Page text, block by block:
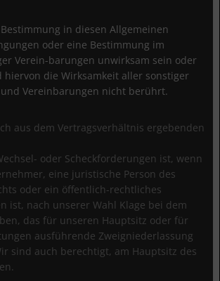
in diesen Allgemeinen
oder eine Bestimmung im
Verein-barungen unwirksam sein oder
hiervon die Wirksamkeit aller sonstiger
Vereinbarungen nicht berührt.
aus dem Vertragsverhältnis ergebenden
oder Scheckforderungen ist, wenn
eine juristische Person des
oder ein öffentlich-rechtliches
ist, nach unserer Wahl Klage bei dem
das für unseren Hauptsitz oder für
ausführende Zweigniederlassung
sind auch berechtigt, am Hauptsitz des